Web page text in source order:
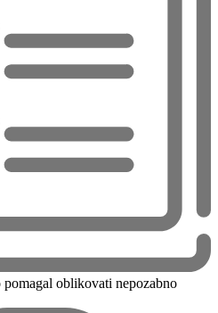
pomagal oblikovati nepozabno